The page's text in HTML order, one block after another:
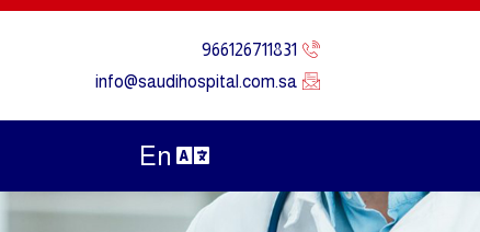
966126711831
info@saudihospital.com.sa